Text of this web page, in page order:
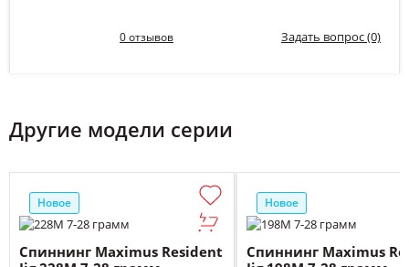
0 отзывов Задать вопрос (0)
Другие модели серии
Новое
Спиннинг Maximus Resident
Новое
Спиннинг Maximus